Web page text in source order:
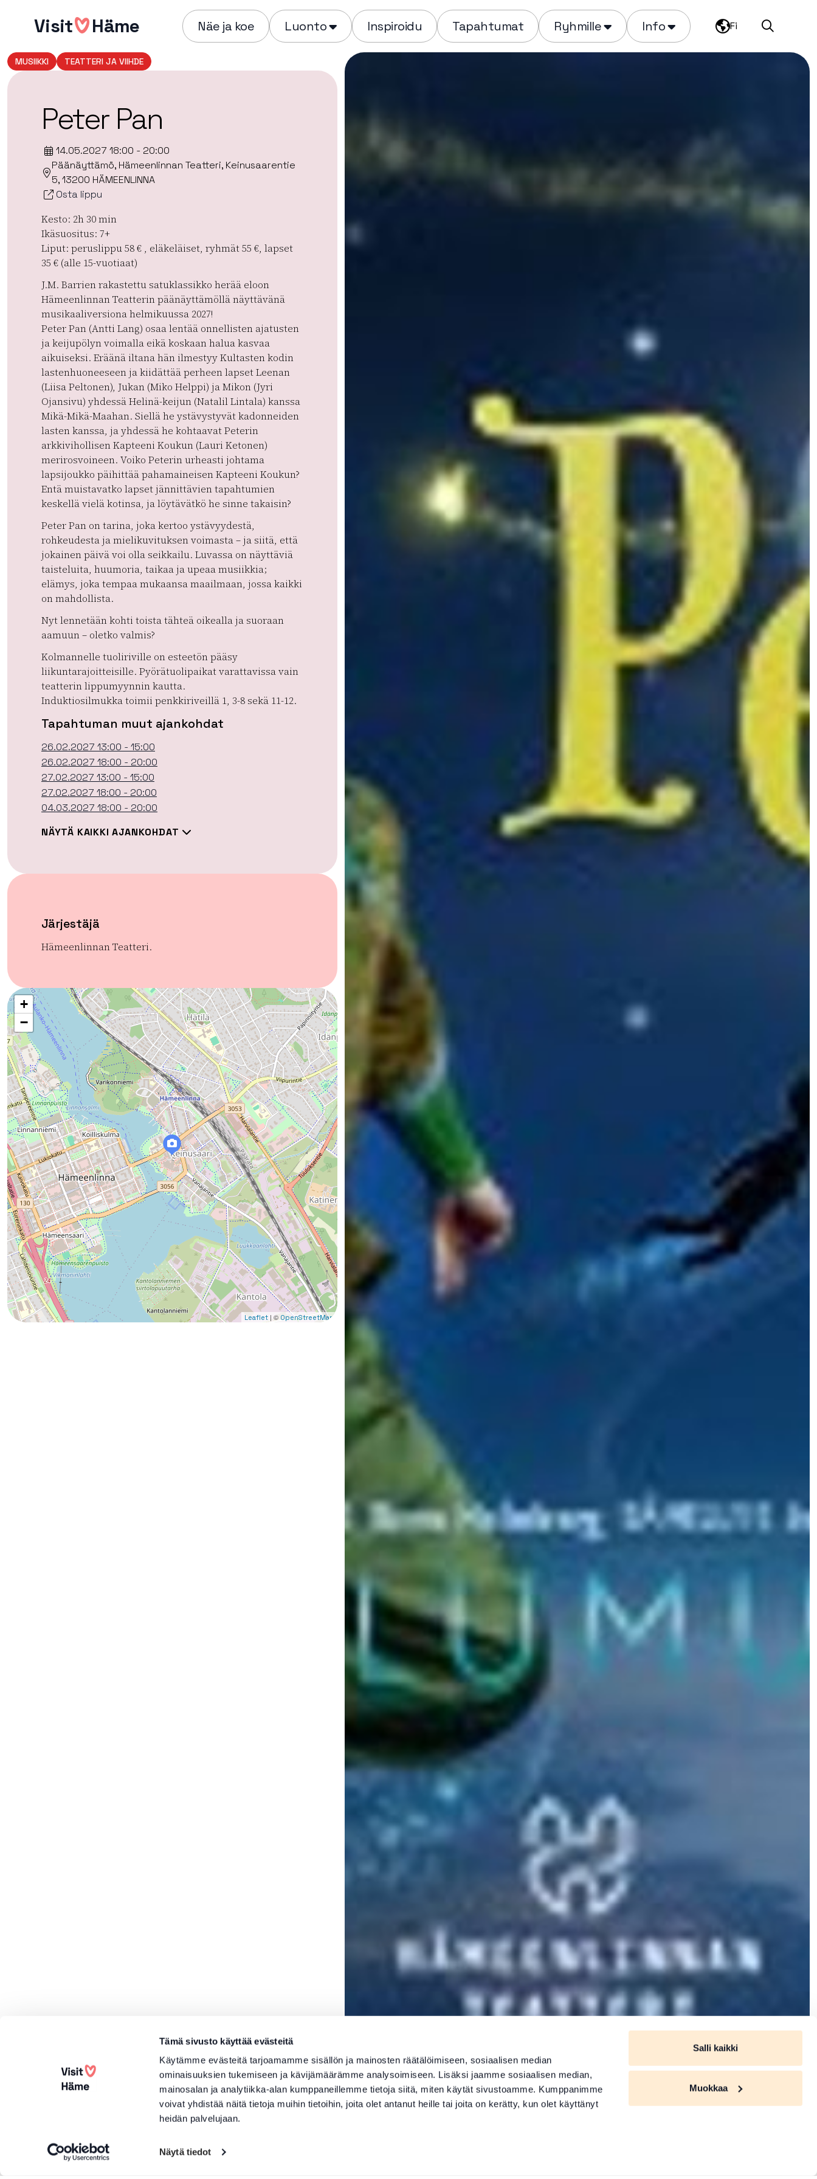
Tämä sivusto käyttää evästeitä
Käytämme evästeitä tarjoamamme sisällön ja mainosten räätälöimiseen, sosiaalisen median
ominaisuuksien tukemiseen ja kävijämäärämme analysoimiseen. Lisäksi jaamme sosiaalisen median,
mainosalan ja analytiikka-alan kumppaneillemme tietoja siitä, miten käytät sivustoamme. Kumppanimme
voivat yhdistää näitä tietoja muihin tietoihin, joita olet antanut heille tai joita on kerätty, kun olet käyttänyt
heidän palvelujaan.
Näytä tiedot
Salli kaikki
Muokkaa
sisältöönVisit Häme Näe ja koe Luonto Inspiroidu Tapahtumat Ryhmille Info Fi Haku
MUSIIKKI TEATTERI JA VIIHDE
Peter Pan
14.05.2027 18:00 - 20:00
Päänäyttämö, Hämeenlinnan Teatteri, Keinusaarentie
5, 13200 HÄMEENLINNA
Osta lippu
Kesto: 2h 30 min
Ikäsuositus: 7+
Liput: peruslippu 58 € , eläkeläiset, ryhmät 55 €, lapset
35 € (alle 15-vuotiaat)
J.M. Barrien rakastettu satuklassikko herää eloon
Hämeenlinnan Teatterin päänäyttämöllä näyttävänä
musikaaliversiona helmikuussa 2027!
Peter Pan (Antti Lang) osaa lentää onnellisten ajatusten
ja keijupölyn voimalla eikä koskaan halua kasvaa
aikuiseksi. Eräänä iltana hän ilmestyy Kultasten kodin
lastenhuoneeseen ja kiidättää perheen lapset Leenan
(Liisa Peltonen), Jukan (Miko Helppi) ja Mikon (Jyri
Ojansivu) yhdessä Helinä-keijun (Natalil Lintala) kanssa
Mikä-Mikä-Maahan. Siellä he ystävystyvät kadonneiden
lasten kanssa, ja yhdessä he kohtaavat Peterin
arkkivihollisen Kapteeni Koukun (Lauri Ketonen)
merirosvoineen. Voiko Peterin urheasti johtama
lapsijoukko päihittää pahamaineisen Kapteeni Koukun?
Entä muistavatko lapset jännittävien tapahtumien
keskellä vielä kotinsa, ja löytävätkö he sinne takaisin?
Peter Pan on tarina, joka kertoo ystävyydestä,
rohkeudesta ja mielikuvituksen voimasta – ja siitä, että
jokainen päivä voi olla seikkailu. Luvassa on näyttäviä
taisteluita, huumoria, taikaa ja upeaa musiikkia;
elämys, joka tempaa mukaansa maailmaan, jossa kaikki
on mahdollista.
Nyt lennetään kohti toista tähteä oikealla ja suoraan
aamuun – oletko valmis?
Kolmannelle tuoliriville on esteetön pääsy
liikuntarajoitteisille. Pyörätuolipaikat varattavissa vain
teatterin lippumyynnin kautta.
Induktiosilmukka toimii penkkiriveillä 1, 3-8 sekä 11-12.
Tapahtuman muut ajankohdat
26.02.2027 13:00 - 15:00
26.02.2027 18:00 - 20:00
27.02.2027 13:00 - 15:00
27.02.2027 18:00 - 20:00
04.03.2027 18:00 - 20:00
NÄYTÄ KAIKKI AJANKOHDAT
Järjestäjä
Hämeenlinnan Teatteri.
+
−
Leaflet | © OpenStreetMap